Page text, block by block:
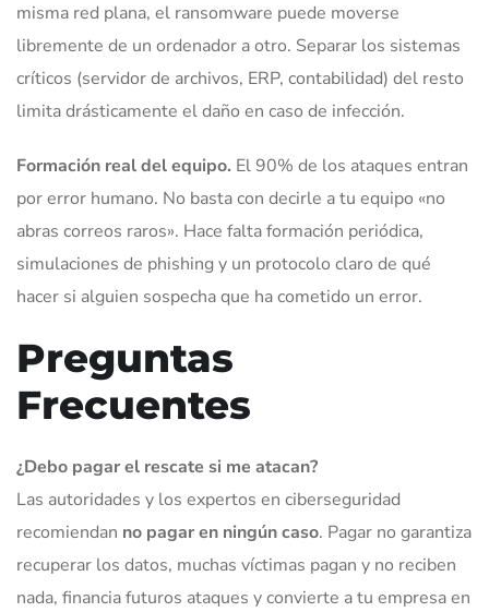
misma red plana, el ransomware puede moverse
libremente de un ordenador a otro. Separar los sistemas
críticos (servidor de archivos, ERP, contabilidad) del resto
limita drásticamente el daño en caso de infección.
Formación real del equipo. El 90% de los ataques entran
por error humano. No basta con decirle a tu equipo «no
abras correos raros». Hace falta formación periódica,
simulaciones de phishing y un protocolo claro de qué
hacer si alguien sospecha que ha cometido un error.
Preguntas
Frecuentes
¿Debo pagar el rescate si me atacan?
Las autoridades y los expertos en ciberseguridad
recomiendan no pagar en ningún caso. Pagar no garantiza
recuperar los datos, muchas víctimas pagan y no reciben
nada, financia futuros ataques y convierte a tu empresa en